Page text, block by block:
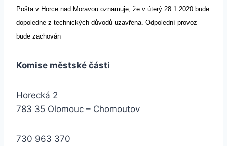
Pošta v Horce nad Moravou oznamuje, že v úterý 28.1.2020 bude
dopoledne z technických důvodů uzavřena. Odpolední provoz
bude zachován
Komise městské části
Horecká 2
783 35 Olomouc – Chomoutov
730 963 370